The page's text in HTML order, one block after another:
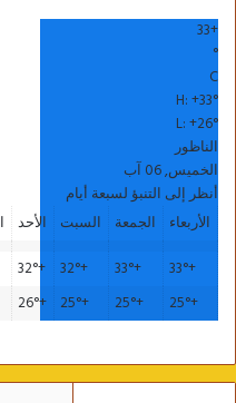
+
33
°
C
H:+33°
L:+26°
الناظور
الخميس, 06 آب
أنظر إلى التنبؤ لسبعة أيام
الأربعاء
الجمعة السبت الأحد
+
33°
+
33°
+
32°
+
32°
+
25°
+
25°
+
25°
+
26°